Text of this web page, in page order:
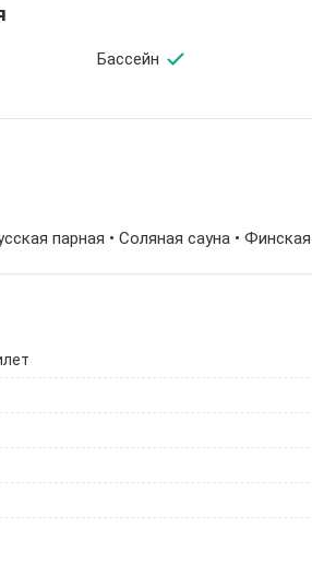
Бассейн
парная • Соляная сауна •